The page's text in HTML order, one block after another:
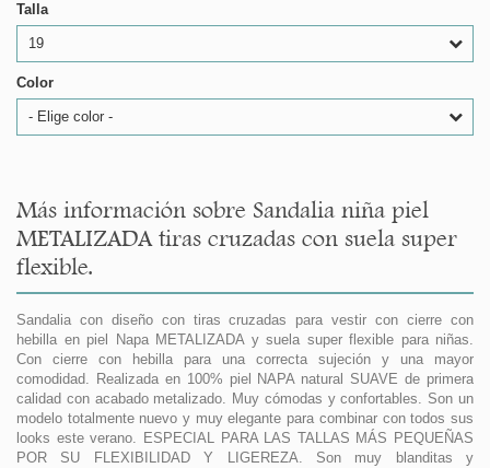
Talla
19
Color
- Elige color -
Más información sobre Sandalia niña piel
METALIZADA tiras cruzadas con suela super
flexible.
Sandalia con diseño con tiras cruzadas para vestir con cierre con
hebilla en piel Napa METALIZADA y suela super flexible para niñas.
Con cierre con hebilla para una correcta sujeción y una mayor
comodidad. Realizada en 100% piel NAPA natural SUAVE de primera
calidad con acabado metalizado. Muy cómodas y confortables. Son un
modelo totalmente nuevo y muy elegante para combinar con todos sus
looks este verano. ESPECIAL PARA LAS TALLAS MÁS PEQUEÑAS
POR SU FLEXIBILIDAD Y LIGEREZA. Son muy blanditas y